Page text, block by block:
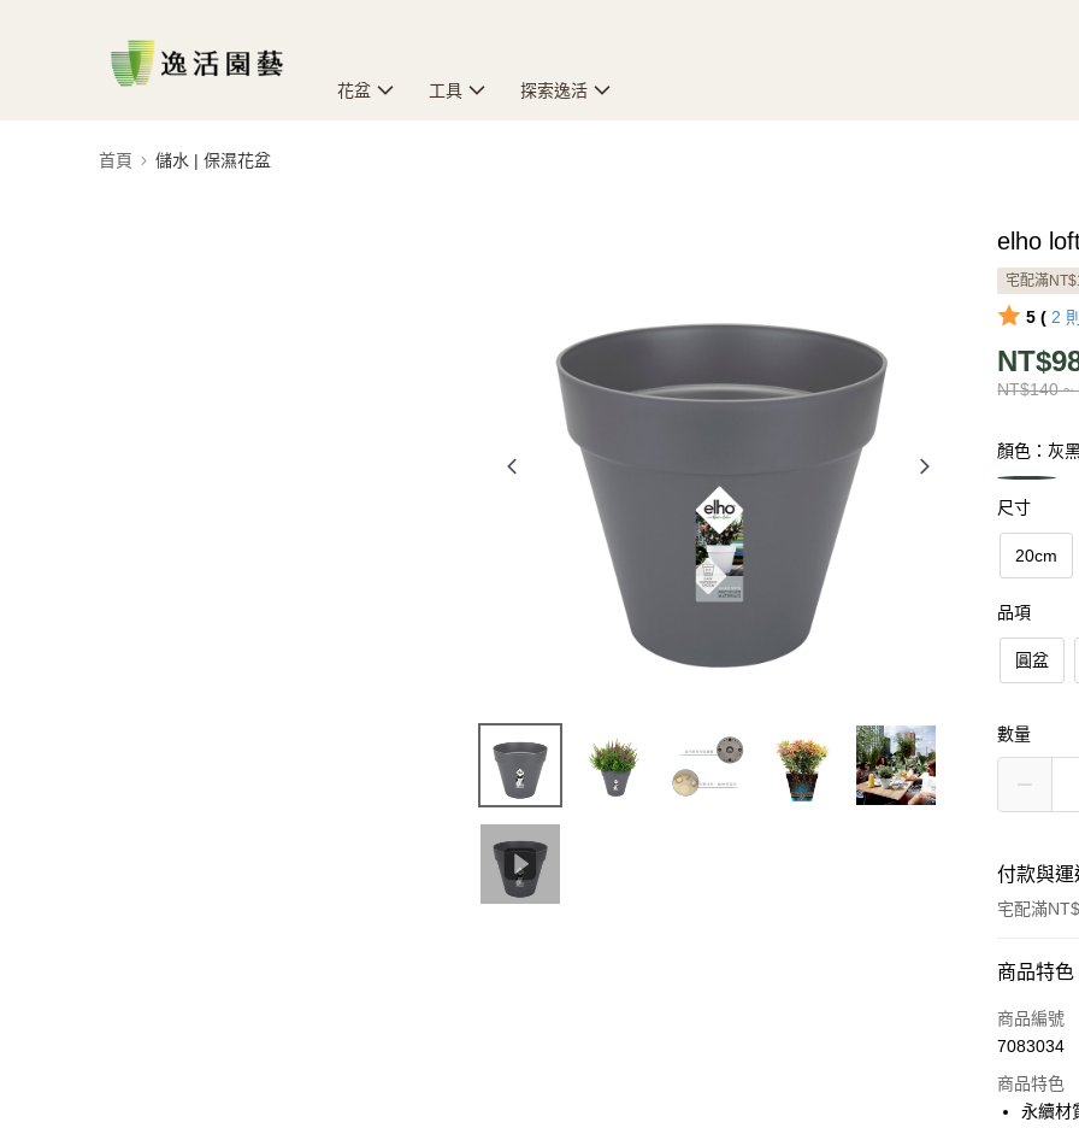
花盆 工具 探索逸活
首頁 儲水 | 保濕花盆
elho
宅配滿
5 ( 2
NT$140 ~
顏色：灰
尺寸
20cm
品項
圓盆
數量
付款與運
宅配滿
付款方式
信用卡一次
Apple Pay
商品特色
商品編號
7083034
商品特色
永續材